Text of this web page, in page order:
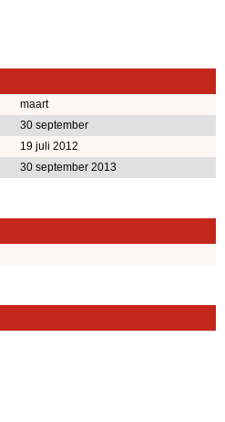
maart
30 september
19 juli 2012
30 september 2013